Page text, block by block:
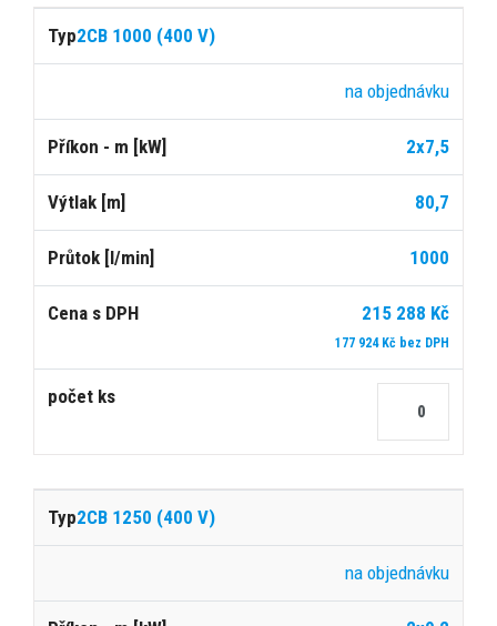
2CB 1000 (400 V)
na objednávku
2x7,5
80,7
1000
215 288 Kč
177 924 Kč bez DPH
2CB 1250 (400 V)
na objednávku